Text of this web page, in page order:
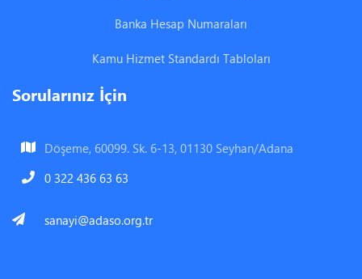
Banka Hesap Numaraları
Kamu Hizmet Standardı Tabloları
Sorularınız İçin
Döşeme, 60099. Sk. 6-13, 01130 Seyhan/Adana
0 322 436 63 63
sanayi@adaso.org.tr